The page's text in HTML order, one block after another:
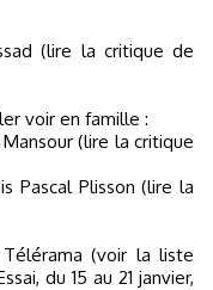
(lire la critique de
voir en famille :
(lire la critique
Pascal Plisson (lire la
(voir la liste
du 15 au 21 janvier,